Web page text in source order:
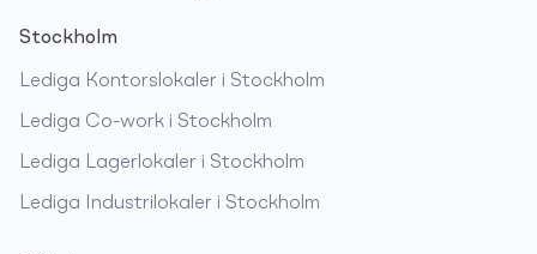
Stockholm
Lediga Kontorslokaler i Stockholm
Lediga Co-work i Stockholm
Lediga Lagerlokaler i Stockholm
Lediga Industrilokaler i Stockholm